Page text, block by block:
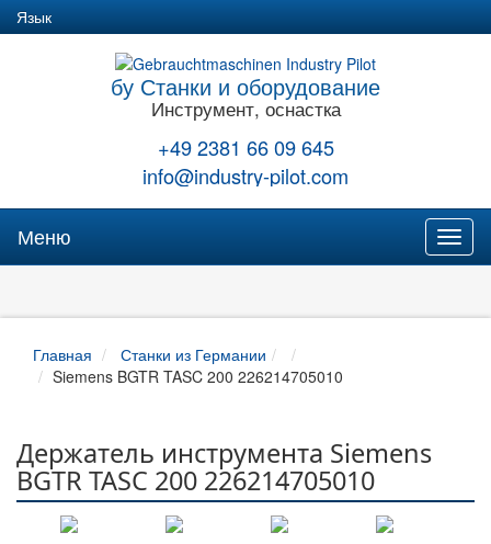
Язык
бу Станки и оборудование
Инструмент, оснастка
+49 2381 66 09 645
info@industry-pilot.com
Меню
Главная
Станки из Германии
Siemens BGTR TASC 200 226214705010
Держатель инструмента Siemens
BGTR TASC 200 226214705010